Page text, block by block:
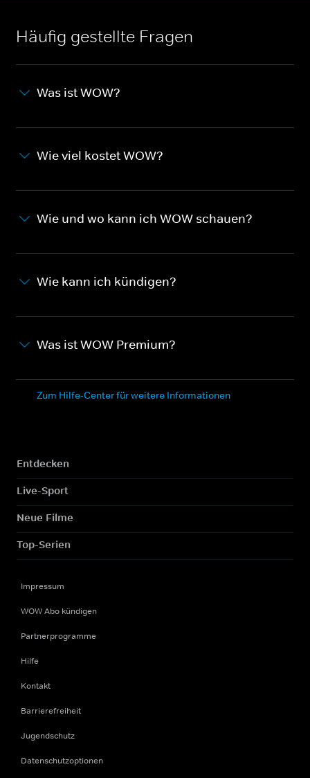
Häufig gestellte Fragen
Was ist WOW?
Wie viel kostet WOW?
Wie und wo kann ich WOW schauen?
Wie kann ich kündigen?
Was ist WOW Premium?
Zum Hilfe-Center für weitere Informationen
Entdecken
Live-Sport
Neue Filme
Top-Serien
Impressum
WOW Abo kündigen
Partnerprogramme
Hilfe
Kontakt
Barrierefreiheit
Jugendschutz
Datenschutzoptionen